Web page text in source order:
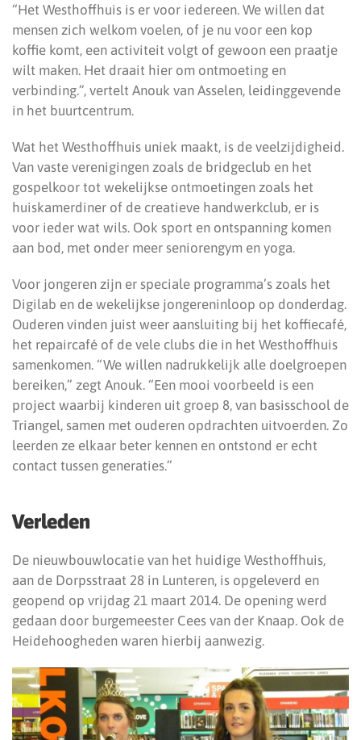
“Het Westhoffhuis is er voor iedereen. We willen dat
mensen zich welkom voelen, of je nu voor een kop
koffie komt, een activiteit volgt of gewoon een praatje
wilt maken. Het draait hier om ontmoeting en
verbinding.”, vertelt Anouk van Asselen, leidinggevende
in het buurtcentrum.
Wat het Westhoffhuis uniek maakt, is de veelzijdigheid.
Van vaste verenigingen zoals de bridgeclub en het
gospelkoor tot wekelijkse ontmoetingen zoals het
huiskamerdiner of de creatieve handwerkclub, er is
voor ieder wat wils. Ook sport en ontspanning komen
aan bod, met onder meer seniorengym en yoga.
Voor jongeren zijn er speciale programma’s zoals het
Digilab en de wekelijkse jongereninloop op donderdag.
Ouderen vinden juist weer aansluiting bij het koffiecafé,
het repaircafé of de vele clubs die in het Westhoffhuis
samenkomen. “We willen nadrukkelijk alle doelgroepen
bereiken,” zegt Anouk. “Een mooi voorbeeld is een
project waarbij kinderen uit groep 8, van basisschool de
Triangel, samen met ouderen opdrachten uitvoerden. Zo
leerden ze elkaar beter kennen en ontstond er echt
contact tussen generaties.”
Verleden
De nieuwbouwlocatie van het huidige Westhoffhuis,
aan de Dorpsstraat 28 in Lunteren, is opgeleverd en
geopend op vrijdag 21 maart 2014. De opening werd
gedaan door burgemeester Cees van der Knaap. Ook de
Heidehoogheden waren hierbij aanwezig.